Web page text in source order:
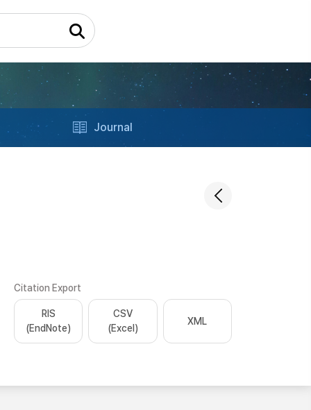
Journal
Citation Export
RIS
(EndNote)
CSV
(Excel)
XML